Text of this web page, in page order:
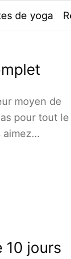
de yoga
moyen de
pour tout le
aimez…
10 jours